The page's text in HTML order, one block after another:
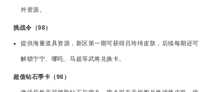
外资源。
挑战令（98）
提供海量道具资源，新区第一期可获得吕玲绮皮肤，后续每期还可
解锁宁宁、哪吒、马超等武将兑换卡。
超值钻石季卡（98）